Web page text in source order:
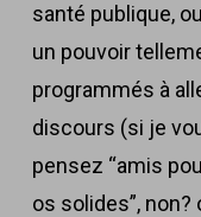
santé publique,
un pouvoir
programmés à
discours (si je
pensez “amis
os solides”, non?